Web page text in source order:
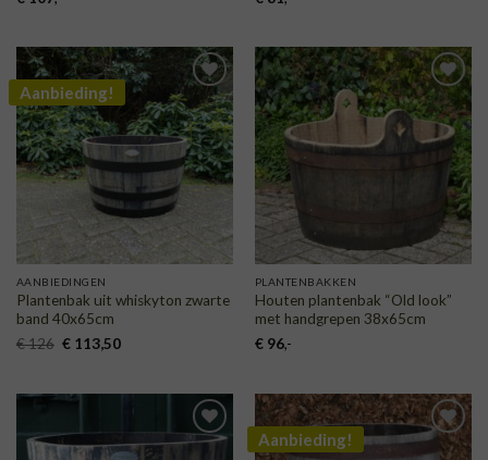
Aanbieding!
TOEVOEGEN
AAN
VERLANGLIJST
AANBIEDINGEN
Plantenbak uit whiskyton zwarte
band 40x65cm
€126 Oorspronkelijke
€113,50Huidige
TOEVOEGEN
AAN
VERLANGLIJST
PLANTENBAKKEN
Houten plantenbak “Old look”
met handgrepen 38x65cm
€96,-
TOEVOEGEN
Aanbieding!
TOEVOEGEN